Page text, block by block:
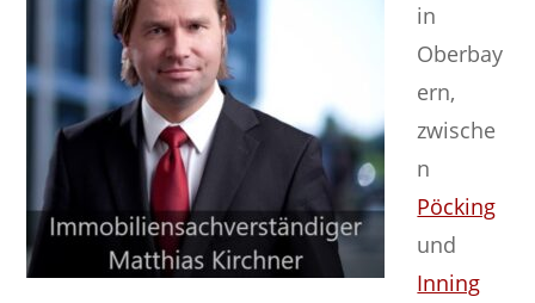
in
Oberbay
ern,
zwische
n
Pöcking
und
Inning